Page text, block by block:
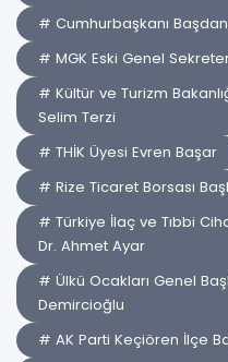
# Cumhurbaşkanı
# MGK Eski Genel
# Kültür ve Turizm
Selim Terzi
# THİK Üyesi Evren Başar
# Rize Ticaret Borsası
# Türkiye İlaç ve Tıbbi
Dr. Ahmet Ayar
# Ülkü Ocakları Genel
Demircioğlu
# AK Parti Keçiören İlçe